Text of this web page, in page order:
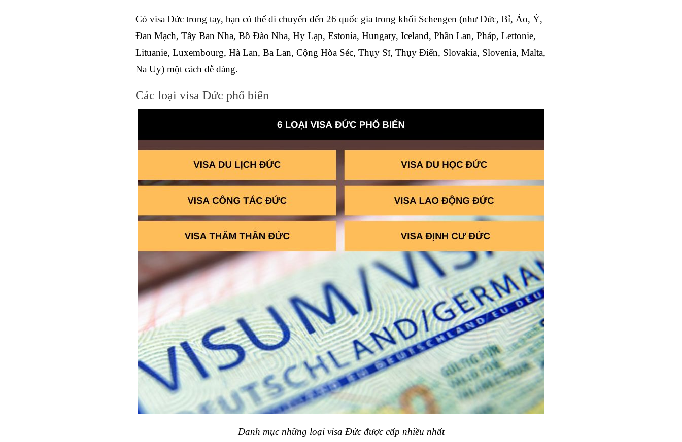
Có visa Đức trong tay, bạn có thể di chuyển đến 26 quốc gia trong khối Schengen (như Đức, Bỉ, Áo, Ý,
Đan Mạch, Tây Ban Nha, Bồ Đào Nha, Hy Lạp, Estonia, Hungary, Iceland, Phần Lan, Pháp, Lettonie,
Lituanie, Luxembourg, Hà Lan, Ba Lan, Cộng Hòa Séc, Thụy Sĩ, Thụy Điển, Slovakia, Slovenia, Malta,
Na Uy) một cách dễ dàng.
Các loại visa Đức phổ biến
Danh mục những loại visa Đức được cấp nhiều nhất